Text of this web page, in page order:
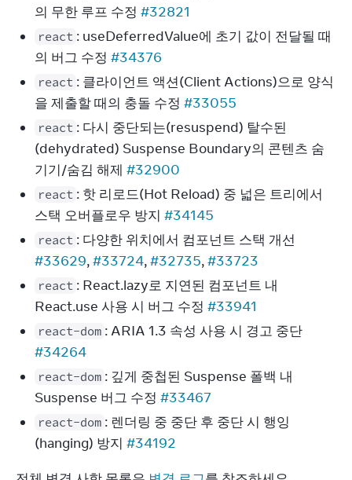
의 무한 루프 수정 #32821
react : useDeferredValue에 초기 값이 전달될 때
의 버그 수정 #34376
react : 클라이언트 액션(Client Actions)으로 양식
을 제출할 때의 충돌 수정 #33055
react : 다시 중단되는(resuspend) 탈수된
(dehydrated) Suspense Boundary의 콘텐츠 숨
기기/숨김 해제 #32900
react : 핫 리로드(Hot Reload) 중 넓은 트리에서
스택 오버플로우 방지 #34145
react : 다양한 위치에서 컴포넌트 스택 개선
#33629,#33724,#32735,#33723
react : React.lazy로 지연된 컴포넌트 내
React.use 사용 시 버그 수정 #33941
react-dom : ARIA 1.3 속성 사용 시 경고 중단
#34264
react-dom : 깊게 중첩된 Suspense 폴백 내
Suspense 버그 수정 #33467
react-dom : 렌더링 중 중단 후 중단 시 행잉
(hanging) 방지 #34192